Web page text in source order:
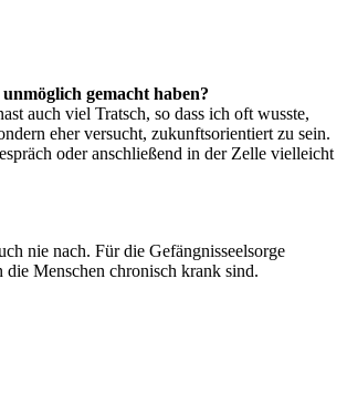
gemacht haben?
auch viel Tratsch, so dass ich oft wusste,
eher versucht, zukunftsorientiert zu sein.
oder anschließend in der Zelle vielleicht
nie nach. Für die Gefängnisseelsorge
Menschen chronisch krank sind.